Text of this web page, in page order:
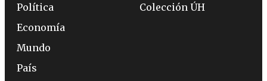
Política
Economía
Mundo
País
Colección ÚH